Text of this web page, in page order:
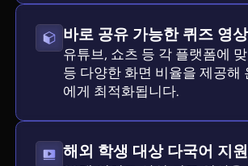
바로 공유 가능한 퀴즈 영상
유튜브, 쇼츠 등 각 플랫폼에 맞
등 다양한 화면 비율을 제공해
에게 최적화됩니다.
해외 학생 대상 다국어 지원